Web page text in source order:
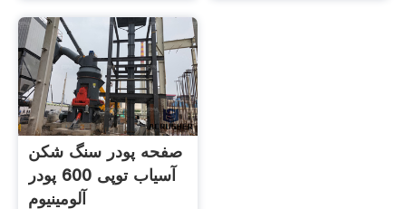
صفحه پودر سنگ شکن
آسیاب توپی 600 پودر
آلومینیوم